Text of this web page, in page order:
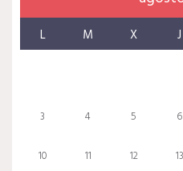
L M X J
3 4 5 6
10 11 12 13